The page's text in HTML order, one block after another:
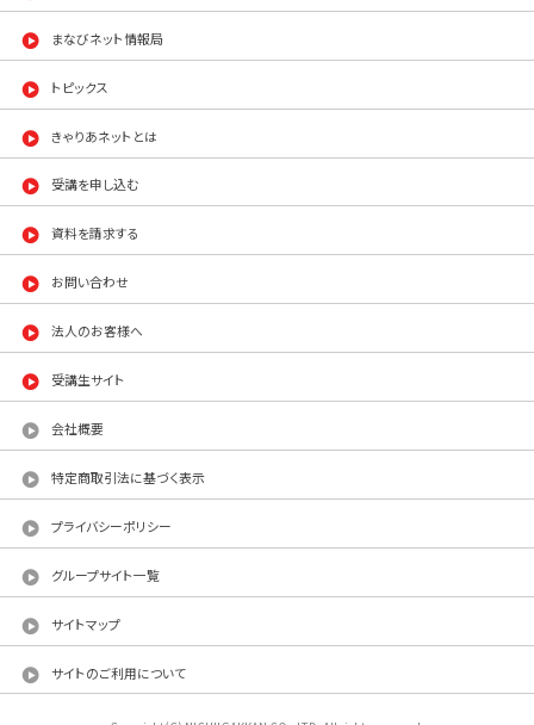
まなびネット情報局
トピックス
きゃりあネットとは
受講を申し込む
資料を請求する
お問い合わせ
法人のお客様へ
受講生サイト
会社概要
特定商取引法に基づく表示
プライバシーポリシー
グループサイト一覧
サイトマップ
サイトのご利用について